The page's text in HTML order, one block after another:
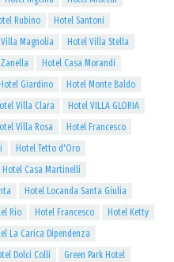
Rubino
Hotel Santoni
Villa Magnolia
Hotel Villa Stella
Hotel Casa Morandi
Hotel Giardino
Hotel Monte Baldo
Villa Clara
Hotel VILLA GLORIA
Villa Rosa
Hotel Francesco
Hotel Tetto d'Oro
Hotel Casa Martinelli
Hotel Locanda Santa Giulia
Rio Hotel Francesco
Hotel Ketty
La Carica Dipendenza
Dolci Colli
Green Park Hotel